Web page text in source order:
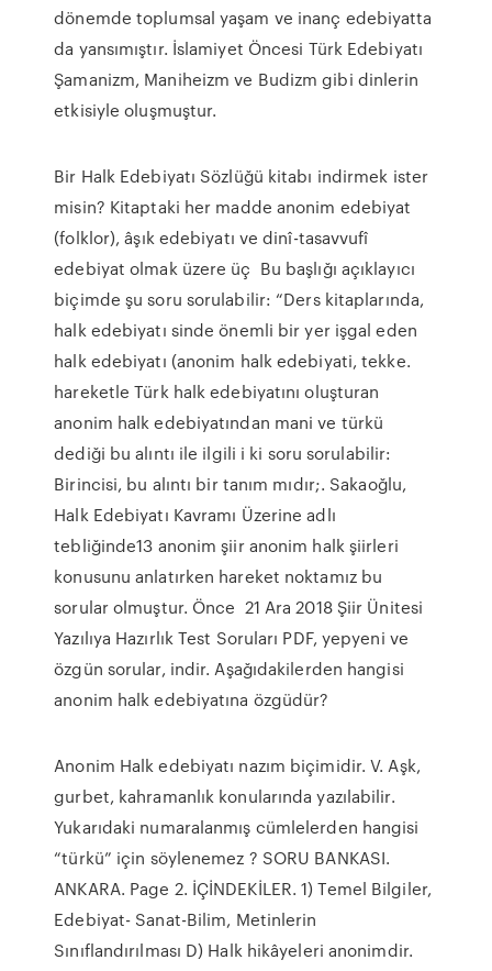
dönemde toplumsal yaşam ve inanç edebiyatta
da yansımıştır. İslamiyet Öncesi Türk Edebiyatı
Şamanizm, Maniheizm ve Budizm gibi dinlerin
etkisiyle oluşmuştur.
Bir Halk Edebiyatı Sözlüğü kitabı indirmek ister
misin? Kitaptaki her madde anonim edebiyat
(folklor), âşık edebiyatı ve dinî-tasavvufî
edebiyat olmak üzere üç Bu başlığı açıklayıcı
biçimde şu soru sorulabilir: “Ders kitaplarında,
halk edebiyatı sinde önemli bir yer işgal eden
halk edebiyatı (anonim halk edebiyati, tekke.
hareketle Türk halk edebiyatını oluşturan
anonim halk edebiyatından mani ve türkü
dediği bu alıntı ile ilgili i ki soru sorulabilir:
Birincisi, bu alıntı bir tanım mıdır;. Sakaoğlu,
Halk Edebiyatı Kavramı Üzerine adlı
tebliğinde13 anonim şiir anonim halk şiirleri
konusunu anlatırken hareket noktamız bu
sorular olmuştur. Önce 21 Ara 2018 Şiir Ünitesi
Yazılıya Hazırlık Test Soruları PDF, yepyeni ve
özgün sorular, indir. Aşağıdakilerden hangisi
anonim halk edebiyatına özgüdür?
Anonim Halk edebiyatı nazım biçimidir. V. Aşk,
gurbet, kahramanlık konularında yazılabilir.
Yukarıdaki numaralanmış cümlelerden hangisi
“türkü” için söylenemez ? SORU BANKASI.
ANKARA. Page 2. İÇİNDEKİLER. 1) Temel Bilgiler,
Edebiyat- Sanat-Bilim, Metinlerin
Sınıflandırılması D) Halk hikâyeleri anonimdir.